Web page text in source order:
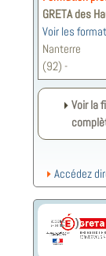
GRETA des
Voir les
Nanterre
(92) -
Voir la
Accédez